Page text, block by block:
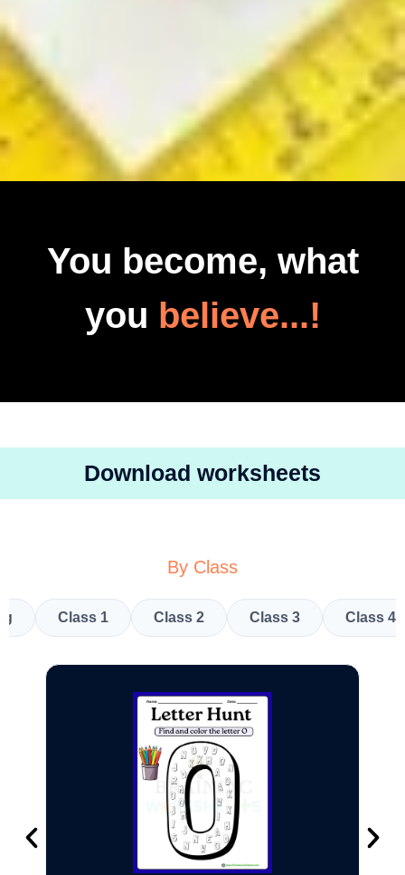
You become, what
you believe...!
Download worksheets
By Class
Class 1 Class 2 Class 3 Class 4